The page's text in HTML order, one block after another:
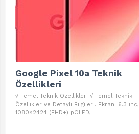
Google Pixel 10a Teknik
Özellikleri
√ Temel Teknik Özellikleri √ Temel Teknik
Özellikler ve Detaylı Bilgileri. Ekran: 6.3 inç,
1080×2424 (FHD+) pOLED,